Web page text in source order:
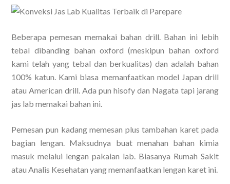
Beberapa pemesan memakai bahan drill. Bahan ini lebih
tebal dibanding bahan oxford (meskipun bahan oxford
kami telah yang tebal dan berkualitas) dan adalah bahan
100% katun. Kami biasa memanfaatkan model Japan drill
atau American drill. Ada pun hisofy dan Nagata tapi jarang
jas lab memakai bahan ini.
Pemesan pun kadang memesan plus tambahan karet pada
bagian lengan. Maksudnya buat menahan bahan kimia
masuk melalui lengan pakaian lab. Biasanya Rumah Sakit
atau Analis Kesehatan yang memanfaatkan lengan karet ini.